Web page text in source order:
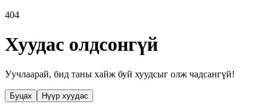
404
Хуудас олдсонгүй
Уучлаарай, бид таны хайж буй хуудсыг олж чадсангүй!
Буцах Нүүр хуудас